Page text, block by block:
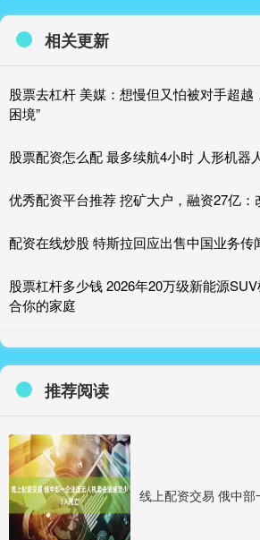
相关更新
股票去杠杆 美媒：想慢但又怕被对手超越
困境”
股票配资怎么配 最多续航4小时 人形机器
优秀配资平台推荐 挖矿大户，融资27亿：
配资在线炒股 特斯拉回应出售中国业务
股票杠杆多少钱 2026年20万级新能源
合你的家庭
推荐阅读